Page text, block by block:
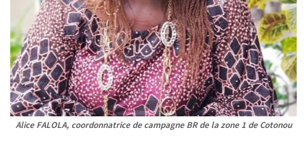
Alice FALOLA, coordonnatrice de campagne BR de la zone 1 de Cotonou